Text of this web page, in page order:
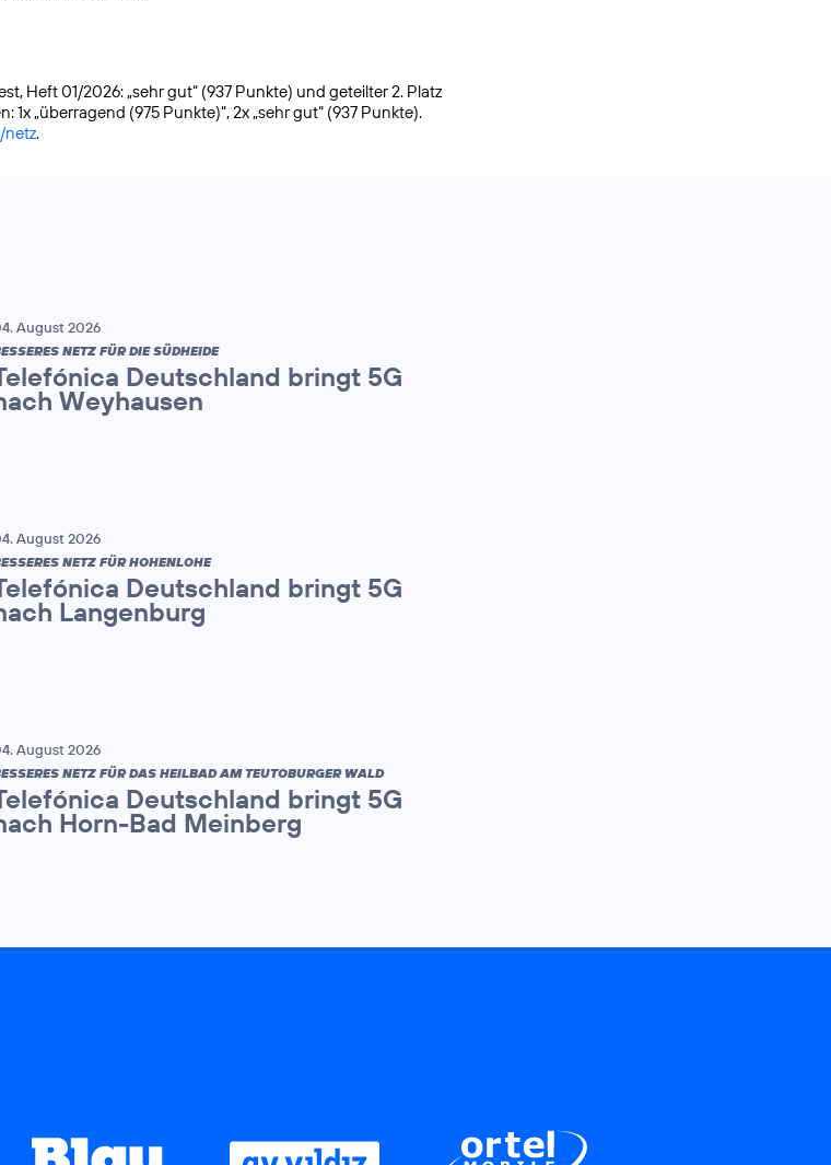
Heft 01/2026: „sehr gut“ (937 Punkte) und geteilter 2. Platz
1x „überragend (975 Punkte)“, 2x „sehr gut“ (937 Punkte).
netz.
August 2026
NETZ FÜR DIE SÜDHEIDE
Deutschland bringt 5G
Weyhausen
August 2026
NETZ FÜR HOHENLOHE
Deutschland bringt 5G
Langenburg
August 2026
NETZ FÜR DAS HEILBAD AM TEUTOBURGER WALD
Deutschland bringt 5G
Horn-Bad Meinberg